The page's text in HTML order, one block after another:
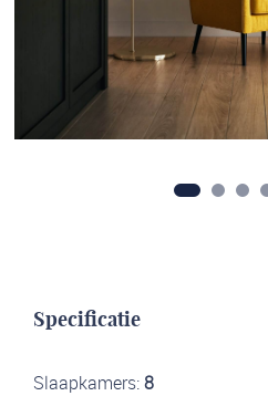
Specificatie
Slaapkamers:8